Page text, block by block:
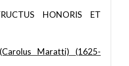
HONORIS ET
Maratti) (1625-